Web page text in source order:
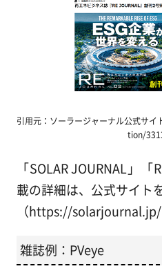
引用元：ソーラージャーナル公式サ
tion/
「SOLAR JOURNAL」
載の詳細は、公式サイト
（https://
雑誌例：PVeye